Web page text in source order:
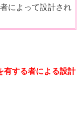
によって設計され
有する者による設計